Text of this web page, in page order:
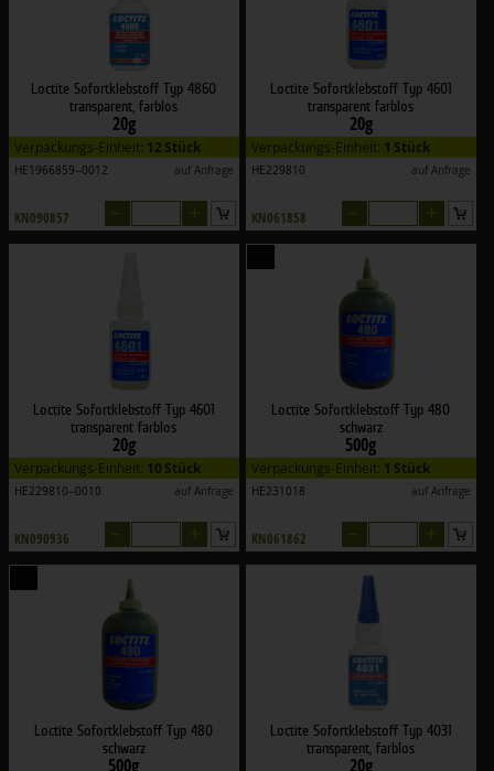
Loctite Sofortklebstoff Typ 4860
transparent, farblos
20g
Verpackungs-Einheit: 12 Stück
HE1966859--0012 auf Anfrage
KN090857
Loctite Sofortklebstoff Typ 4601
transparent farblos
20g
Verpackungs-Einheit: 1 Stück
HE229810 auf Anfrage
KN061858
Loctite Sofortklebstoff Typ 4601
transparent farblos
20g
Verpackungs-Einheit: 10 Stück
HE229810--0010 auf Anfrage
KN090936
Loctite Sofortklebstoff Typ 480
schwarz
500g
Verpackungs-Einheit: 1 Stück
HE231018 auf Anfrage
KN061862
Loctite Sofortklebstoff Typ 480
schwarz
500g
Loctite Sofortklebstoff Typ 4031
transparent, farblos
20g